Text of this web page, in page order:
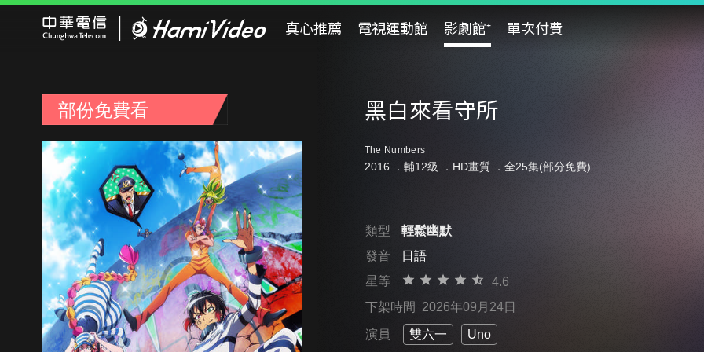
真心推薦 電視運動館 影劇館⁺ 單次付費
部份免費看 黑白來看守所
The Numbers
2016 ． 輔12級 ．HD畫質 ．全25集(部分免費)
類型
輕鬆幽默
發音
日語
星等
4.6
下架時間 2026年09月24日
演員 雙六一 Uno